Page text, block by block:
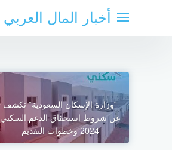
أخبار المال العربي
“وزارة الإسكان السعودية” تكشف
عن شروط استحقاق الدعم السكني
2024 وخطوات التقديم